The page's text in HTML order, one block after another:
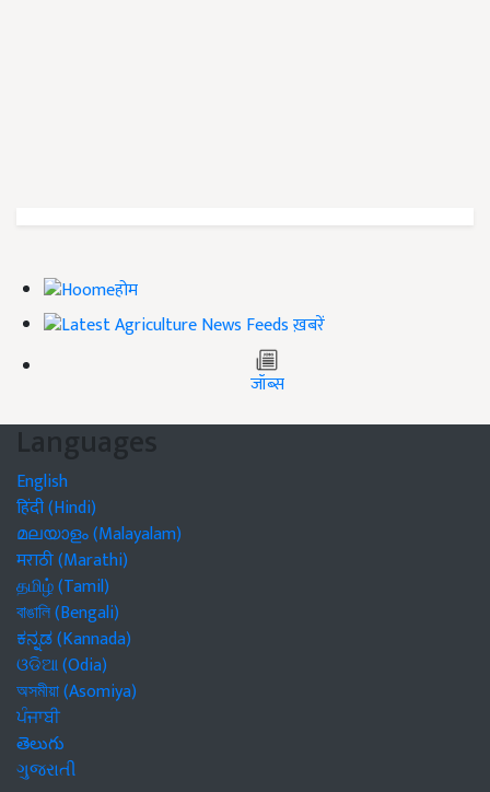
होम
ख़बरें
जॉब्स
Languages
English
हिंदी (Hindi)
മലയാളം (Malayalam)
मराठी (Marathi)
தமிழ் (Tamil)
বাঙালি (Bengali)
ಕನ್ನಡ (Kannada)
ଓଡିଆ (Odia)
অসমীয়া (Asomiya)
ਪੰਜਾਬੀ
తెలుగు
ગુજરાતી